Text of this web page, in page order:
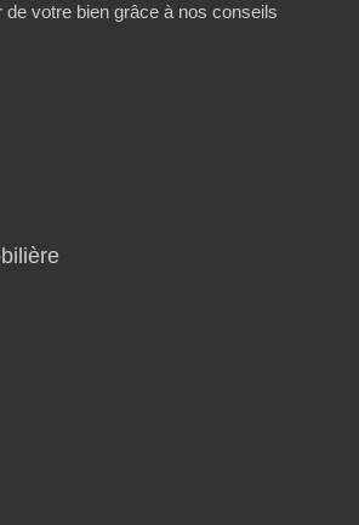
votre bien grâce à nos conseils